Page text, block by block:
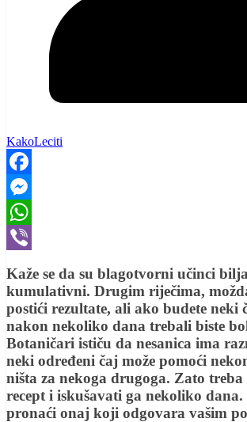
KakoLeciti
Facebook
Messenger
WhatsApp
Kaže se da su blagotvorni učinci
kumulativni. Drugim riječima,
postići rezultate, ali ako budete neki
nakon nekoliko dana trebali biste
Botaničari ističu da nesanica ima
neki određeni čaj može pomoći
ništa za nekoga drugoga. Zato
recept i iskušavati ga nekoliko dana.
pronaći onaj koji odgovara vašim